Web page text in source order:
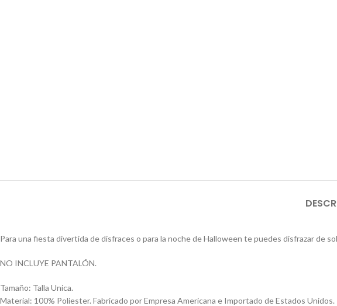
Para una fiesta divertida de disfraces o para la noche de Halloween te puedes disfrazar de
NO INCLUYE PANTALÓN.
Tamaño: Talla Unica.
Material: 100% Poliester. Fabricado por Empresa Americana e Importado de Estados Unidos.